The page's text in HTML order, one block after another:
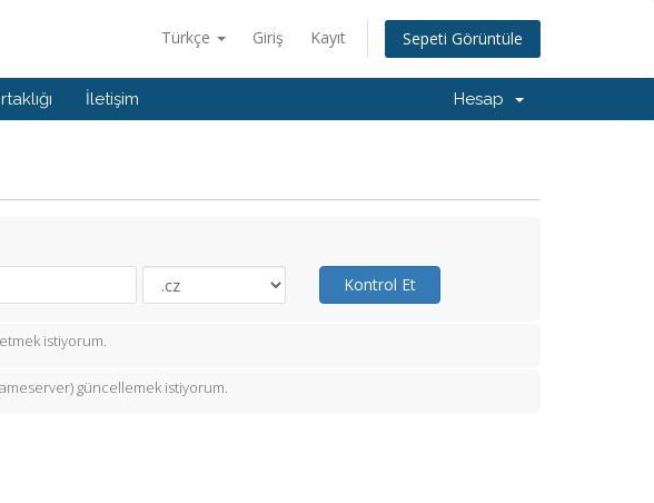
Türkçe Giriş Kayıt Sepeti Görüntüle
İletişim Hesap
Kontrol Et
istiyorum.
güncellemek istiyorum.